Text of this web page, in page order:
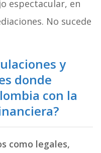
espectacular, en
No sucede
y
donde
con la
como legales,